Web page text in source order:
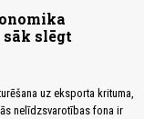
slēgt
uz eksporta krituma,
nelīdzsvarotības fona ir